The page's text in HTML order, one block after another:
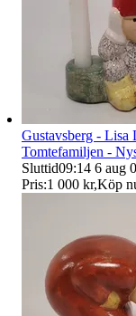
Gustavsberg - Lisa
Tomtefamiljen -
Sluttid09:14 6 aug
Pris:1 000 kr,Köp